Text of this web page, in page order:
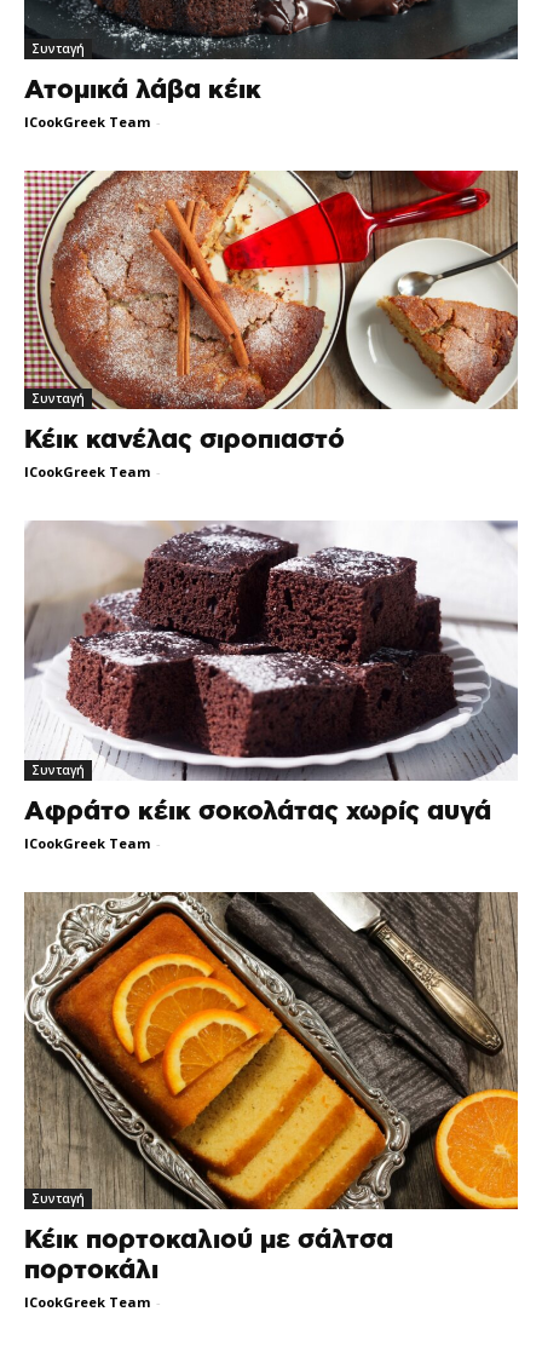
Συνταγή
Ατομικά λάβα κέικ
ICookGreek Team -
Συνταγή
Κέικ κανέλας σιροπιαστό
ICookGreek Team -
Συνταγή
Αφράτο κέικ σοκολάτας χωρίς αυγά
ICookGreek Team -
Συνταγή
Κέικ πορτοκαλιού με σάλτσα
πορτοκάλι
ICookGreek Team -